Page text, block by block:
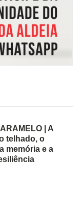
| A
telhado, o
memória e a